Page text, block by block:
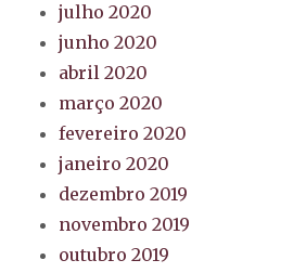
julho 2020
junho 2020
abril 2020
março 2020
fevereiro 2020
janeiro 2020
dezembro 2019
novembro 2019
outubro 2019